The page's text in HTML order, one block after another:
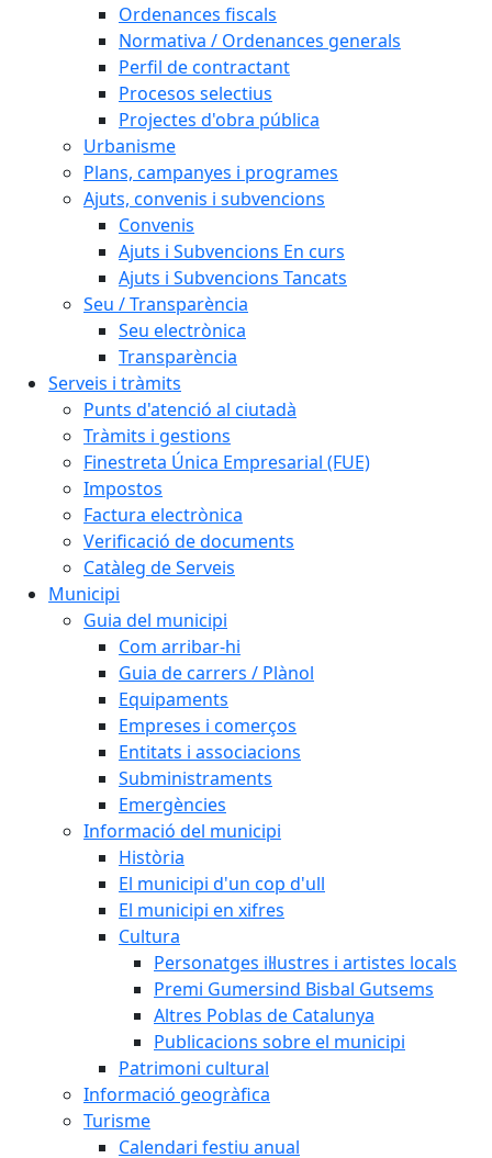
Ordenances fiscals
Normativa / Ordenances generals
Perfil de contractant
Procesos selectius
Projectes d'obra pública
Urbanisme
Plans, campanyes i programes
Ajuts, convenis i subvencions
Convenis
Ajuts i Subvencions En curs
Ajuts i Subvencions Tancats
Seu / Transparència
Seu electrònica
Transparència
Serveis i tràmits
Punts d'atenció al ciutadà
Tràmits i gestions
Finestreta Única Empresarial (FUE)
Impostos
Factura electrònica
Verificació de documents
Catàleg de Serveis
Municipi
Guia del municipi
Com arribar-hi
Guia de carrers / Plànol
Equipaments
Empreses i comerços
Entitats i associacions
Subministraments
Emergències
Informació del municipi
Història
El municipi d'un cop d'ull
El municipi en xifres
Cultura
Personatges il·lustres i artistes locals
Premi Gumersind Bisbal Gutsems
Altres Poblas de Catalunya
Publicacions sobre el municipi
Patrimoni cultural
Informació geogràfica
Turisme
Calendari festiu anual